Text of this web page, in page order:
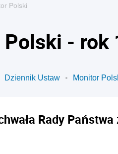
Polski
- rok
Dziennik Ustaw Monitor
Rady